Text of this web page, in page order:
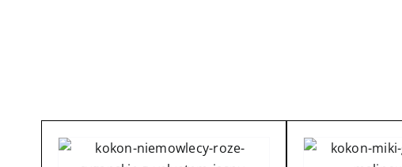
produktu
produktu